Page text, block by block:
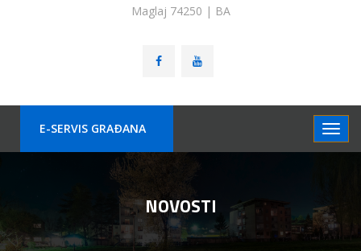
Maglaj 74250 | BA
E-SERVIS GRAÐANA
NOVOSTI